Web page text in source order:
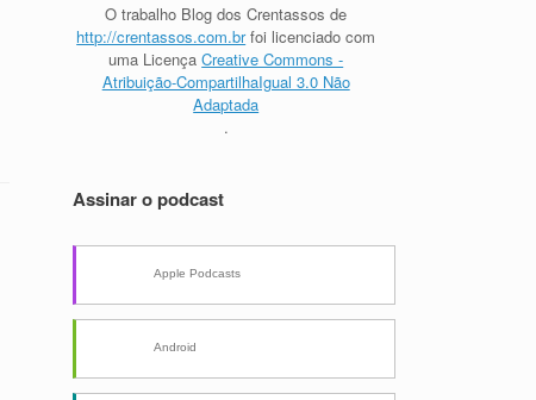
O trabalho Blog dos Crentassos de
http://crentassos.com.brfoi licenciado com
uma LicençaCreative Commons -
Atribuição-CompartilhaIgual 3.0 Não
Adaptada
.
Assinar o podcast
Apple Podcasts
Android